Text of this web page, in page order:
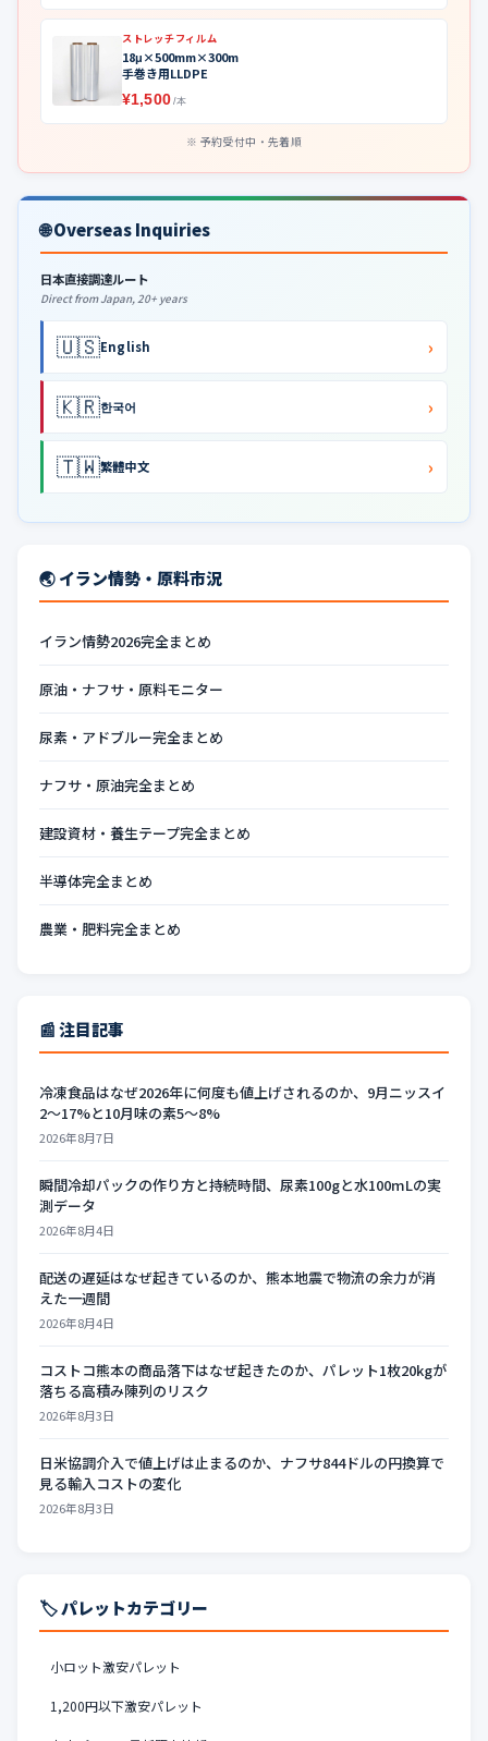
ストレッチフィルム
18μ×500mm×300m
手巻き用LLDPE
¥1,500 /本
予約受付中・先着順
🌐 Overseas Inquiries
日本直接調達ルート
Direct from Japan, 20+ years
🇺🇸English ›
🇰🇷한국어 ›
🇹🇼繁體中文 ›
🌏 イラン情勢・原料市況
イラン情勢2026完全まとめ
原油・ナフサ・原料モニター
尿素・アドブルー完全まとめ
ナフサ・原油完全まとめ
建設資材・養生テープ完全まとめ
半導体完全まとめ
農業・肥料完全まとめ
📰 注目記事
冷凍食品はなぜ2026年に何度も値上げされるのか、9月ニッスイ
2〜17%と10月味の素5〜8%
2026年8月7日
瞬間冷却パックの作り方と持続時間、尿素100gと水100mLの実
測データ
2026年8月4日
配送の遅延はなぜ起きているのか、熊本地震で物流の余力が消
えた一週間
2026年8月4日
コストコ熊本の商品落下はなぜ起きたのか、パレット1枚20kgが
落ちる高積み陳列のリスク
2026年8月3日
日米協調介入で値上げは止まるのか、ナフサ844ドルの円換算で
見る輸入コストの変化
2026年8月3日
🏷️ パレットカテゴリー
小ロット激安パレット
1,200円以下激安パレット